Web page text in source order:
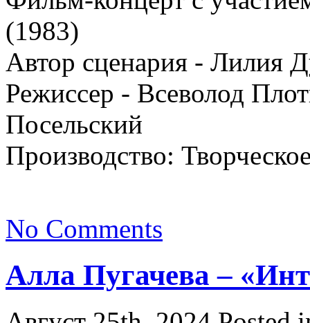
(1983)
Автор сценария - Лилия
Режиссер - Всеволод
Посельский
Производство:
No Comments
Алла Пугачева –